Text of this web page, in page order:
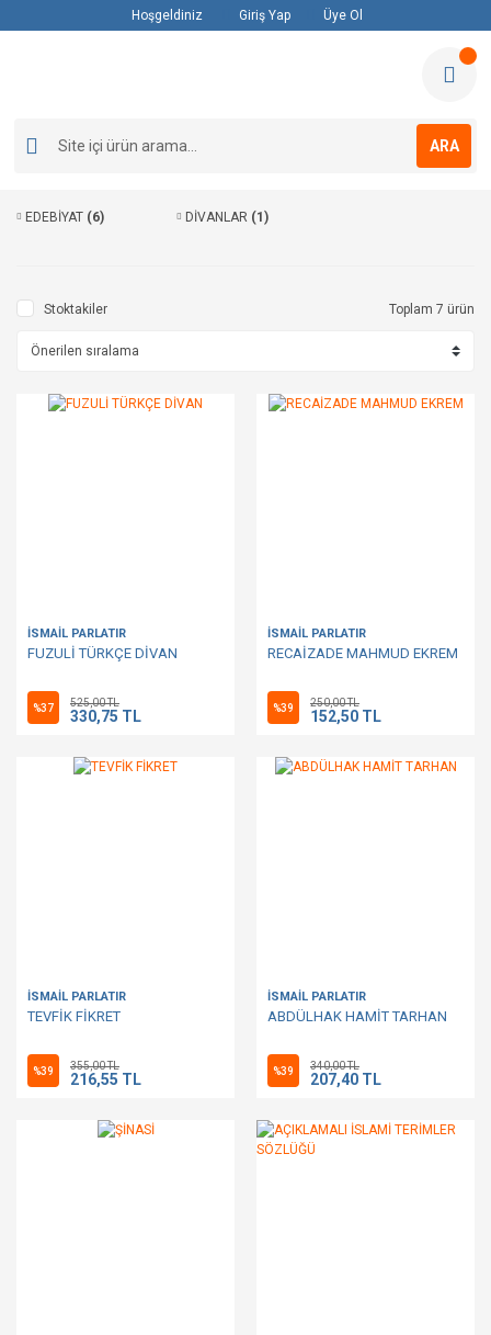
Hoşgeldiniz Giriş Yap Üye Ol
ARA
EDEBİYAT (6) DİVANLAR (1)
Stoktakiler Toplam 7 ürün
İSMAİL PARLATIR
FUZULİ TÜRKÇE DİVAN
%37 525,00 TL
330,75 TL
İSMAİL PARLATIR
RECAİZADE MAHMUD EKREM
%39 250,00 TL
152,50 TL
İSMAİL PARLATIR
TEVFİK FİKRET
%39 355,00 TL
216,55 TL
İSMAİL PARLATIR
ABDÜLHAK HAMİT TARHAN
%39 340,00 TL
207,40 TL